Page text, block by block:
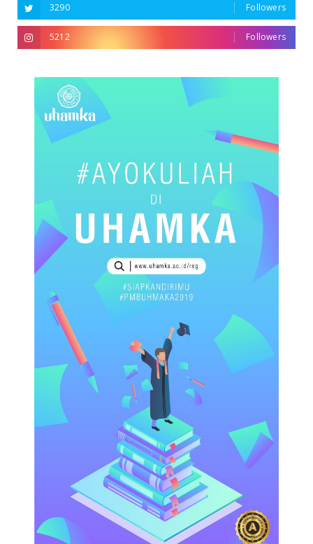
3290 Followers
5212 Followers